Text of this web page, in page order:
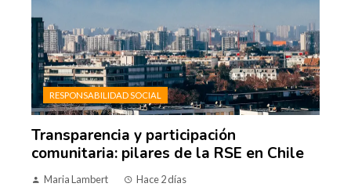
RESPONSABILIDAD SOCIAL
Transparencia y participación
comunitaria: pilares de la RSE en Chile
Maria Lambert Hace 2 días